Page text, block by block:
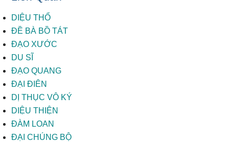
DIỆU THỔ
ĐỀ BÀ BỒ TÁT
ĐẠO XƯỚC
DU SĨ
ĐẠO QUANG
ĐẠI ĐIÊN
DỊ THỤC VÔ KÝ
DIỆU THIỆN
ĐÀM LOAN
ĐẠI CHÚNG BỘ